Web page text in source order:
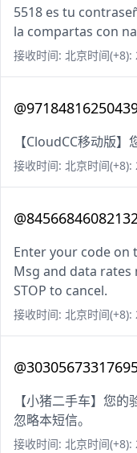
5518 es tu
la compartas con
接收时间: 北京时间
【CloudCC移动版】
接收时间: 北京时间
Enter your code on
Msg and data rates
STOP to cancel.
接收时间: 北京时间
【小猪二手车】您
忽略本短信。
接收时间: 北京时间